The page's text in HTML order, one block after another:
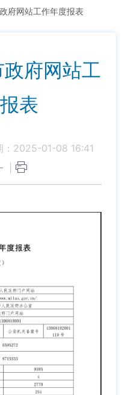
政府网站工作年度报表
府网站工
表
：2025-01-08 16:41